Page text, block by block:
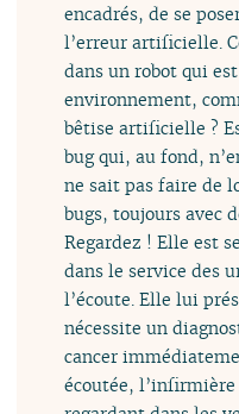
encadrés, de se
l’erreur artificielle.
dans un robot qui
environnement,
bêtise artificielle ?
bug qui, au fond,
ne sait pas faire de
bugs, toujours avec
Regardez ! Elle est
dans le service des
l’écoute. Elle lui
nécessite un
cancer
écoutée,